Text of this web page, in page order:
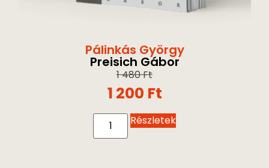
Pálinkás György
Preisich Gábor
1 480Ft
1 200 Ft
Részletek